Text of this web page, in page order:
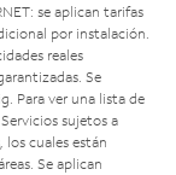
se aplican tarifas
por instalación.
reales
Se
Para ver una lista de
. Servicios sujetos a
cuales están
Se aplican